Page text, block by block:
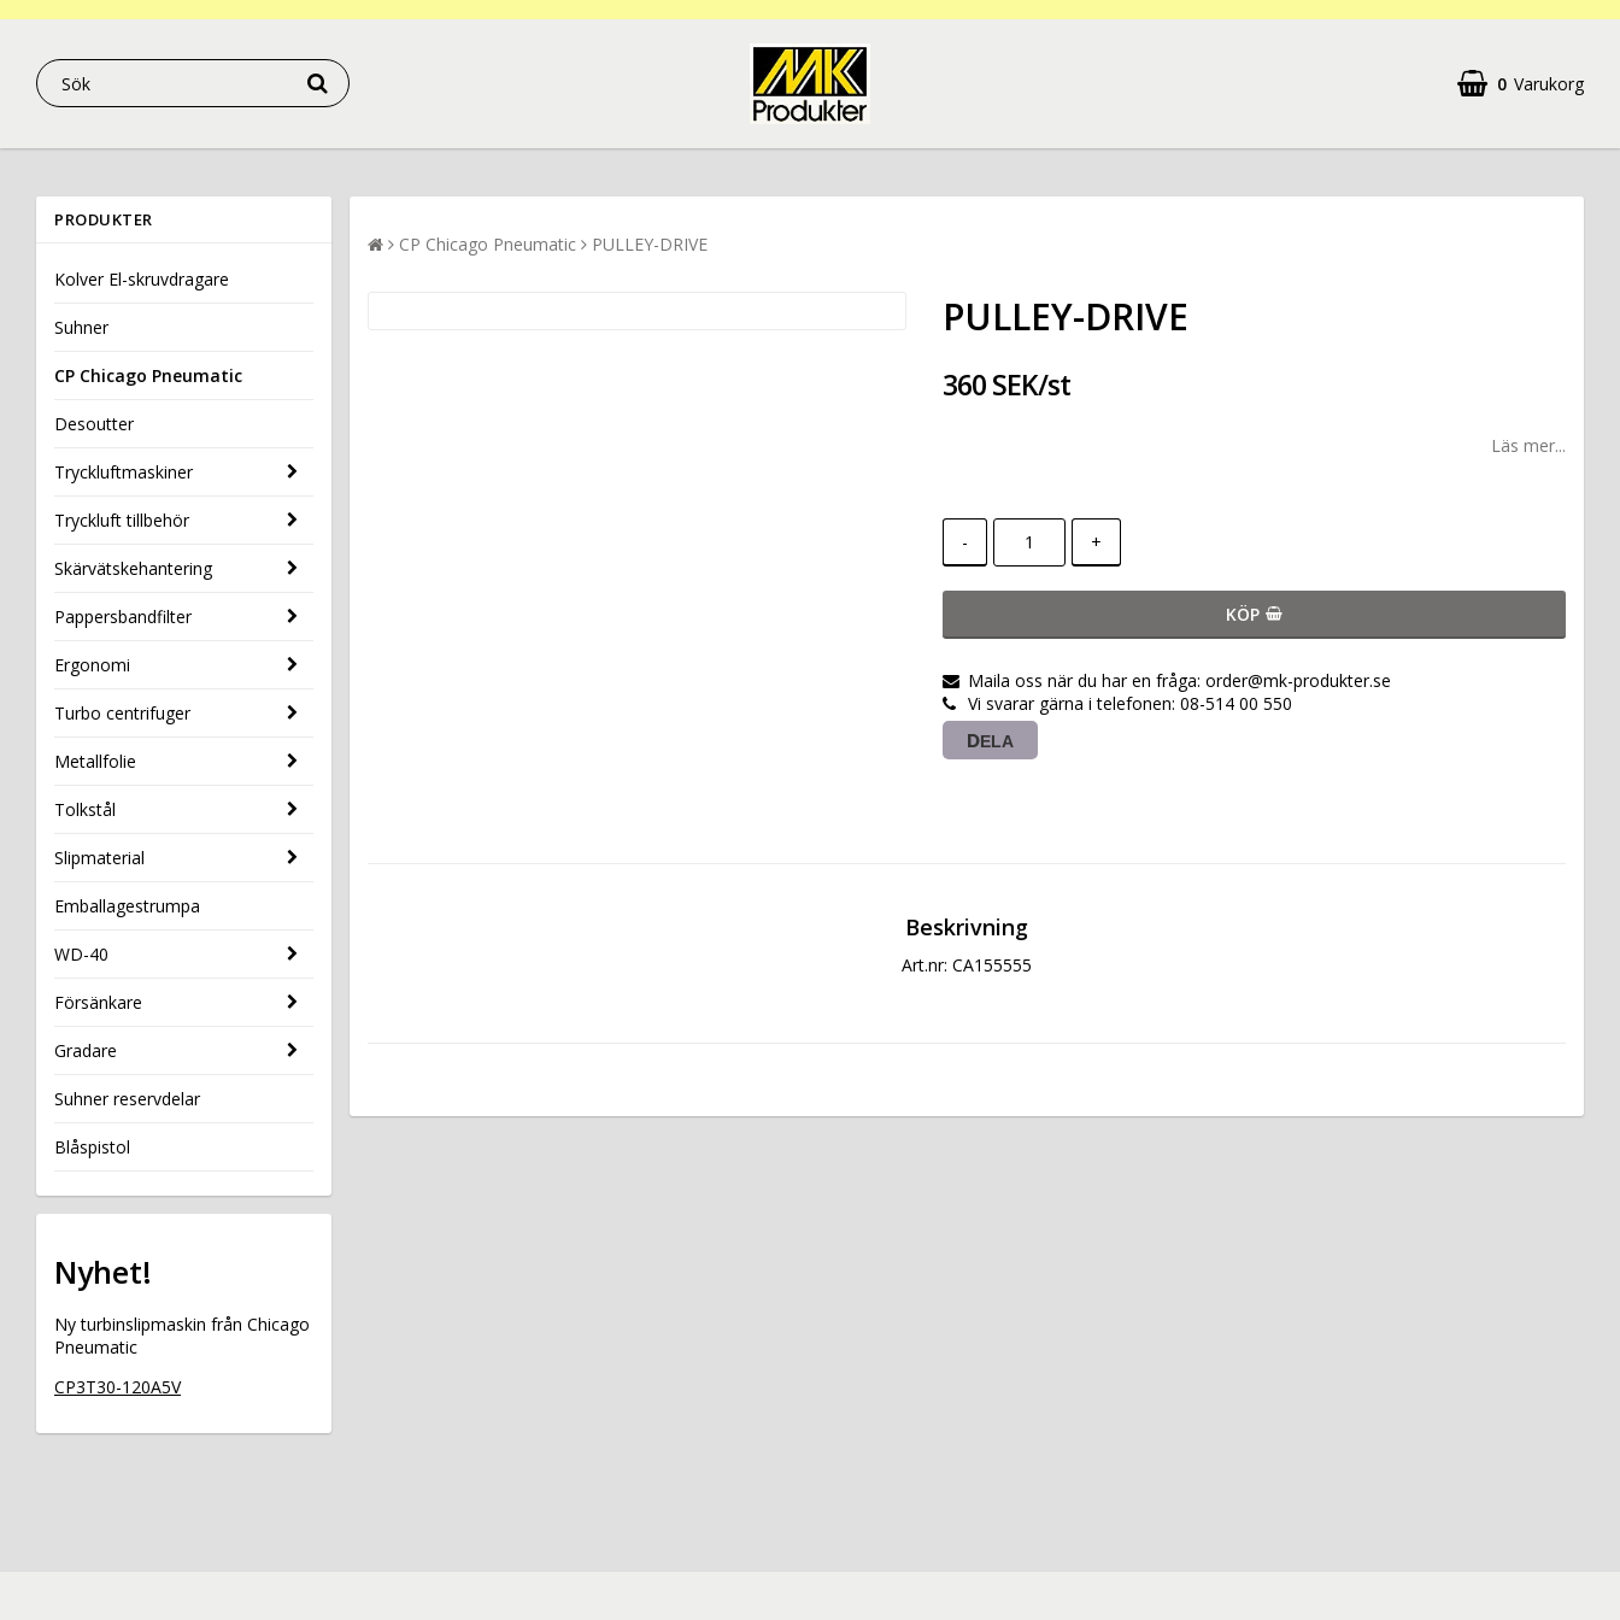
0 Varukorg
PRODUKTER
Kolver El-skruvdragare
Suhner
CP Chicago Pneumatic
Desoutter
Tryckluftmaskiner
Tryckluft tillbehör
Skärvätskehantering
Pappersbandfilter
Ergonomi
Turbo centrifuger
Metallfolie
Tolkstål
Slipmaterial
Emballagestrumpa
WD-40
Försänkare
Gradare
Suhner reservdelar
Blåspistol
Nyhet!
Ny turbinslipmaskin från Chicago
Pneumatic
CP3T30-120A5V
CP Chicago Pneumatic PULLEY-DRIVE
PULLEY-DRIVE
360 SEK/st
Läs mer...
- +
KÖP
Maila oss när du har en fråga: order@mk-produkter.se
Vi svarar gärna i telefonen: 08-514 00 550
DELA
Beskrivning
Art.nr: CA155555